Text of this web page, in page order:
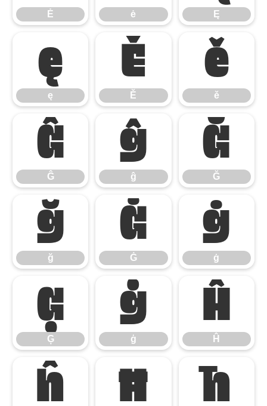
Ė ė Ę
ę
ę
Ě
Ě
ě
ě
Ĝ
Ĝ
ĝ
ĝ
Ğ
Ğ
ğ
ğ
Ġ
Ġ
ġ
ġ
Ģ
Ģ
ģ
ģ
Ĥ
Ĥ
ĥ Ħ ħ